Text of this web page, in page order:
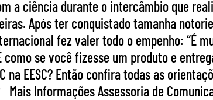
a ciência durante o intercâmbio que
Após ter conquistado tamanha
fez valer todo o empenho: “É
se você fizesse um produto e
na EESC? Então confira todas as
Mais Informações Assessoria de